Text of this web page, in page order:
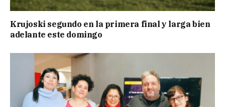
Krujoski segundo en la primera final y larga bien
adelante este domingo